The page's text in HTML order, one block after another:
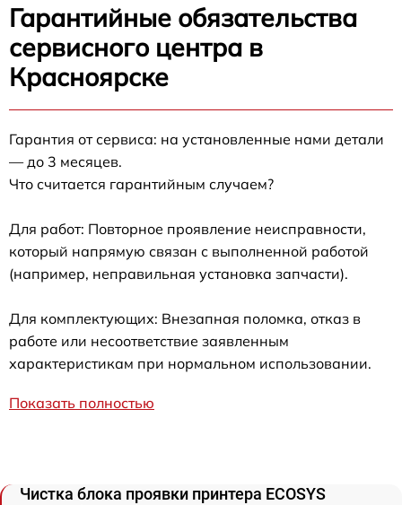
Гарантийные обязательства
сервисного центра в
Красноярске
Гарантия от сервиса: на установленные нами детали
— до 3 месяцев.
Что считается гарантийным случаем?
Для работ: Повторное проявление неисправности,
который напрямую связан с выполненной работой
(например, неправильная установка запчасти).
Для комплектующих: Внезапная поломка, отказ в
работе или несоответствие заявленным
характеристикам при нормальном использовании.
Показать полностью
Чистка блока проявки принтера ECOSYS